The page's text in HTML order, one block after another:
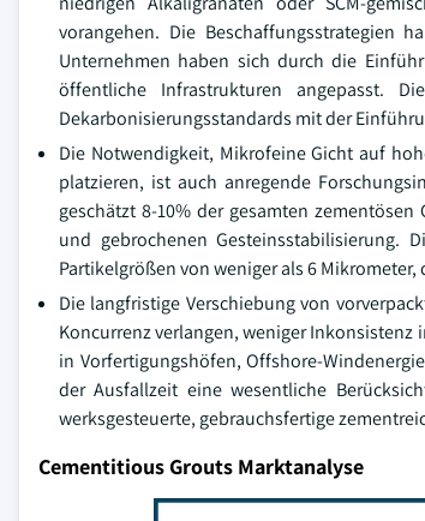
vorangehen. Die Beschaffungsstrategien
Unternehmen haben sich durch die
öffentliche Infrastrukturen angepasst.
Dekarbonisierungsstandards mit der
Die Notwendigkeit, Mikrofeine Gicht auf
platzieren, ist auch anregende
geschätzt 8-10% der gesamten
und gebrochenen Gesteinsstabilisierung.
Partikelgrößen von weniger als 6
Die langfristige Verschiebung von
Koncurrenz verlangen, weniger Inkonsistenz
in Vorfertigungshöfen, Offshore-
der Ausfallzeit eine wesentliche
werksgesteuerte, gebrauchsfertige
Cementitious Grouts Marktanalyse